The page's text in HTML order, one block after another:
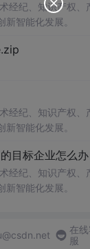
经纪、知识产权、
智能化发展。
经纪、知识产权、
智能化发展。
目标企业怎么
经纪、知识产权、
智能化发展。
在
服